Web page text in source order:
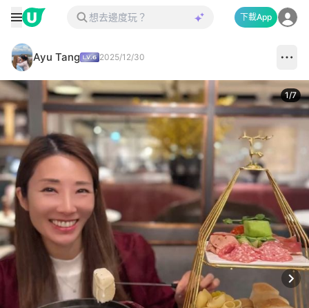
下載App
Ayu Tang 2025/12/30
1/7